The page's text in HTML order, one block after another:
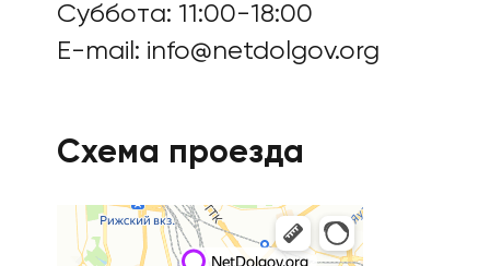
Суббота: 11:00-18:00
E-mail: info@netdolgov.org
Схема проезда